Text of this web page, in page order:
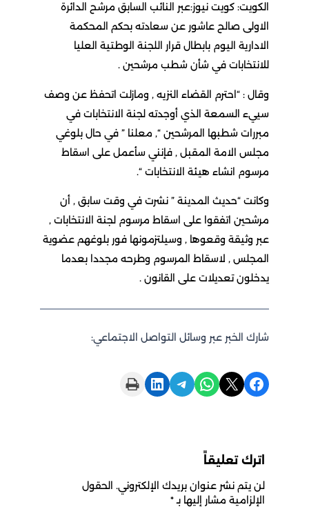
الكويت: كويت نيوز:عبر النائب السابق مرشح الدائرة
الاولى صالح عاشور عن سعادته بحكم المحكمة
الادارية اليوم بابطال قرار اللجنة الوطتية العليا
للانتخابات في شأن شطب مرشحين .
وقال : “احترم القضاء النزيه , ومازلت اتحفظ عن وصف
سييء السمعة الذي أوجدته لجنة الانتخابات في
مبررات شطبها المرشحين “, معلنا ” في حال بلوغي
مجلس الامة المقبل , فإنني سأعمل على اسقاط
مرسوم انشاء هيئة الانتخابات “.
وكانت “حديث المدينة ” نشرت في وقت سابق , أن
مرشحين اتفقوا على اسقاط مرسوم لجنة الانتخابات ,
عبر وثيقة وقعوها , وسيلتزمونها فور بلوغهم عضوية
المجلس , لاسقاط المرسوم وطرحه مجددا بعدما
يدخلون تعديلات على القانون .
شارك الخبر عبر وسائل التواصل الاجتماعي:
Share on Facebook
Share on X
Share on WhatsApp
Share on Telegram
Share on LinkedIn
Print this Page
اترك تعليقاً
لن يتم نشر عنوان بريدك الإلكتروني. الحقول
الإلزامية مشار إليها بـ*